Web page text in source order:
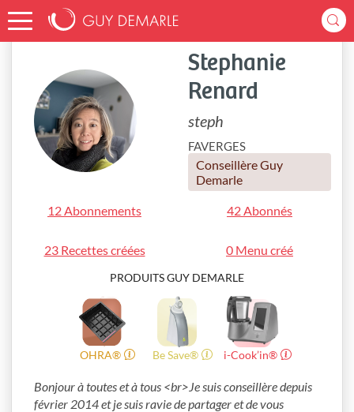
Accueil steph
Stephanie
Renard
steph
FAVERGES
Conseillère Guy
Demarle
12 Abonnements 42 Abonnés
23 Recettes créées 0 Menu créé
PRODUITS GUY DEMARLE
OHRA® Be Save® i-Cook’in®
Bonjour à toutes et à tous <br>Je suis conseillère depuis
février 2014 et je suis ravie de partager et de vous